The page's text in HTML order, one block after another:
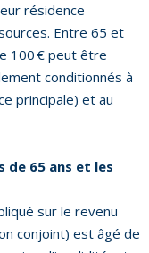
résidence
Entre 65 et
100 € peut être
conditionnés à
principale) et au
65 ans et les
sur le revenu
conjoint) est âgé de